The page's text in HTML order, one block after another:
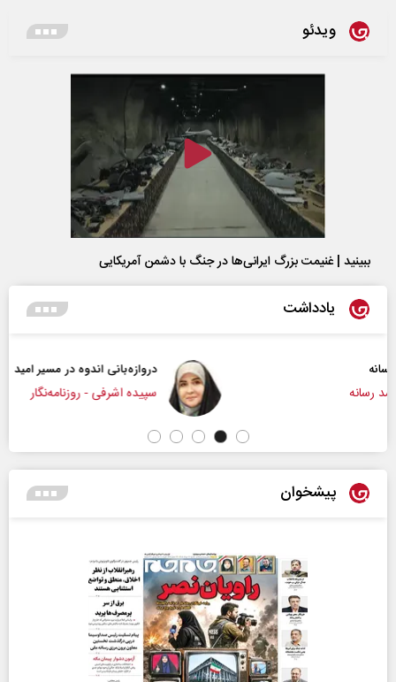
ویدئو
ببینید | غنیمت بزرگ ایرانی‌ها در جنگ با دشمن آمریکایی
یادداشت
دروازه‌بانی اندوه در مسیر امید
سپیده اشرفی - روزنامه‌نگار
پیشخوان